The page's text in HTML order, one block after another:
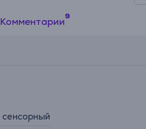
Комментарии
сенсорный